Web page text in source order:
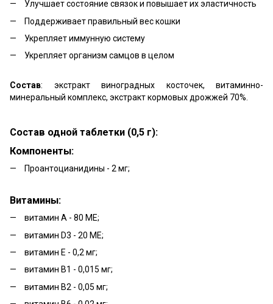
Улучшает состояние связок и повышает их эластичность
Поддерживает правильный вес кошки
Укрепляет иммунную систему
Укрепляет организм самцов в целом
Состав: экстракт виноградных косточек, витаминно-
минеральный комплекс, экстракт кормовых дрожжей 70%.
Состав одной таблетки (0,5 г):
Компоненты:
Проантоцианидины - 2 мг;
Витамины:
витамин A - 80 МЕ;
витамин D3 - 20 МЕ;
витамин E - 0,2 мг;
витамин B1 - 0,015 мг;
витамин B2 - 0,05 мг;